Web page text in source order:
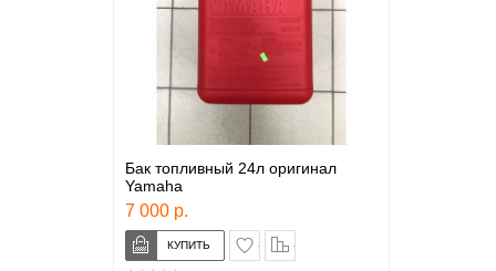
Бак топливный 24л оригинал
Yamaha
7 000 р.
в закладки